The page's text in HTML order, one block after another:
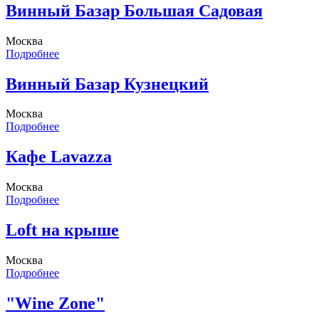
Винный Базар Большая Садовая
Москва
Подробнее
Винный Базар Кузнецкий
Москва
Подробнее
Кафе Lavazza
Москва
Подробнее
Loft на крыше
Москва
Подробнее
"Wine Zone"